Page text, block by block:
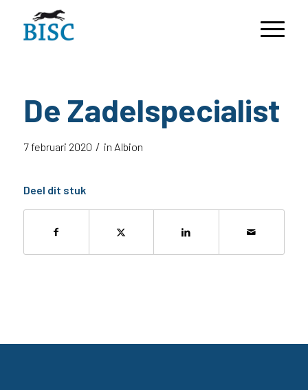
De Zadelspecialist
7 februari 2020 / in Albion
Deel dit stuk